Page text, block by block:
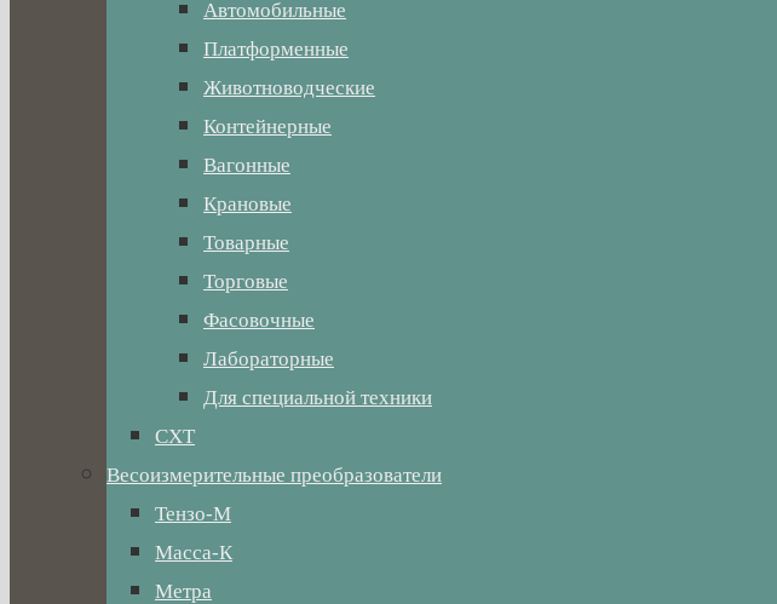
Автомобильные
Платформенные
Животноводческие
Контейнерные
Вагонные
Крановые
Товарные
Торговые
Фасовочные
Лабораторные
Для специальной техники
СХТ
Весоизмерительные преобразователи
Тензо-М
Масса-К
Метра